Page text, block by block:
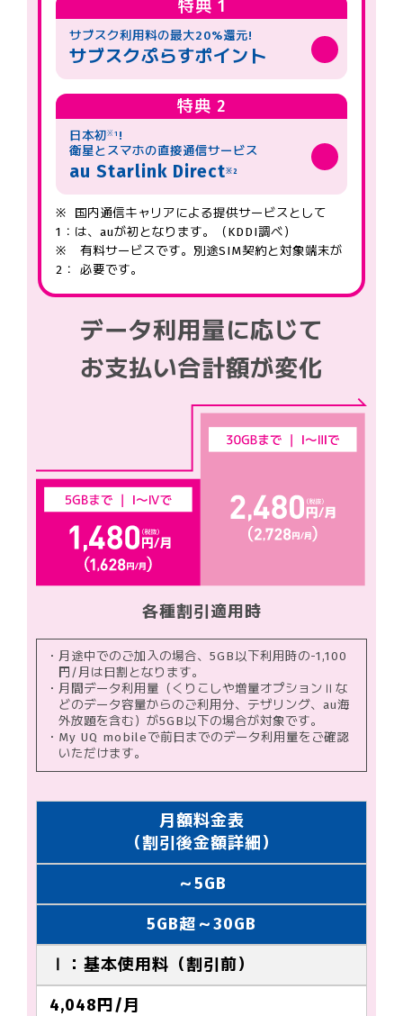
特典 1
サブスク利用料の最大20%還元!
サブスクぷらすポイント
特典 2
日本初※1 !
衛星とスマホの直接通信サービス
au Starlink Direct※2
※
1：
国内通信キャリアによる提供サービスとして
は、auが初となります。（KDDI調べ）
※
2：
有料サービスです。別途SIM契約と対象端末が
必要です。
データ利用量に応じて
お支払い合計額が変化
各種割引適用時
月途中でのご加入の場合、5GB以下利用時の-1,100
円/月は日割となります。
月間データ利用量（くりこしや増量オプションⅡな
どのデータ容量からのご利用分、テザリング、au海
外放題を含む）が5GB以下の場合が対象です。
My UQ mobileで前日までのデータ利用量をご確認
いただけます。
月額料金表
（割引後金額詳細）
～5GB
5GB超～30GB
Ⅰ：基本使用料（割引前）
4,048円/月